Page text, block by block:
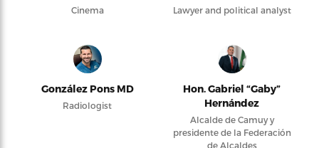
Cinema Lawyer and political analyst
González Pons MD
Radiologist
Hon. Gabriel “Gaby”
Hernández
Alcalde de Camuy y
presidente de la Federación
de Alcaldes